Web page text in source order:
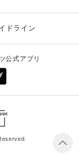
ドライン
公式アプリ